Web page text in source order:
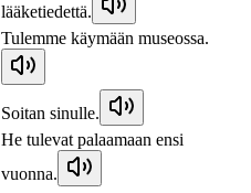
lääketiedettä.
Tulemme käymään museossa.
Soitan sinulle.
He tulevat palaamaan ensi
vuonna.